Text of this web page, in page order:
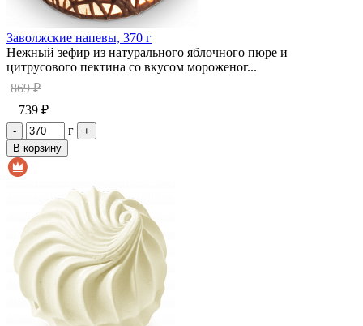
Заволжские напевы, 370 г
Нежный зефир из натурального яблочного пюре и
цитрусового пектина со вкусом мороженог...
869 ₽
739 ₽
- г
+
В корзину